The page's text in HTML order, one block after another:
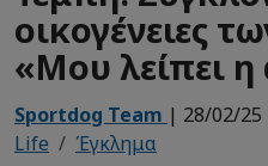
οικογένειες
«Μου λείπει η
Sportdog Team | 28/02/25
Life
Έγκλημα